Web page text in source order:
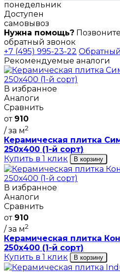
понедельник
Доступен
самовывоз
Нужна помощь?
обратный звонок
+7 (495) 995-23-22
Рекомендуемые аналоги
В избранное
Аналоги
Сравнить
от 910
/ за м2
Керамическая плитка
250х400 (1-й сорт)
Купить в 1 клик
В корзину
В избранное
Аналоги
Сравнить
от 910
/ за м2
Керамическая плитка
250х400 (1-й сорт)
Купить в 1 клик
В корзину